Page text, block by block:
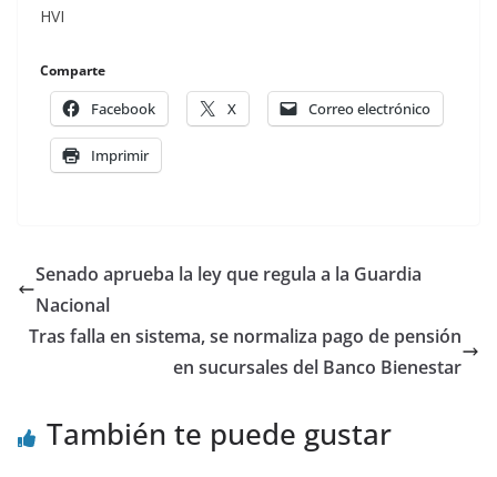
HVI
Comparte
Facebook X Correo electrónico
Imprimir
Senado aprueba la ley que regula a la Guardia
Nacional
Tras falla en sistema, se normaliza pago de pensión
en sucursales del Banco Bienestar
También te puede gustar